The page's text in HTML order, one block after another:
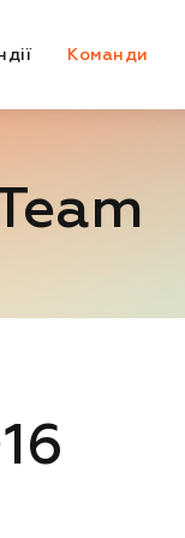
Команди